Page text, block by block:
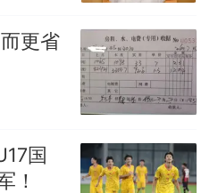
更省
国
！